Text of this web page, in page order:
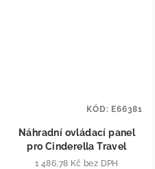
Náhradní ovládací panel
pro Cinderella Travel
1 486,78 Kč bez DPH
KÓD: E66381